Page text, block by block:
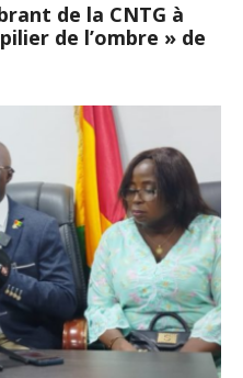
de la CNTG à
de l’ombre » de